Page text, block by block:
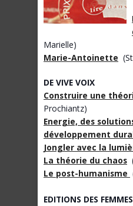
Marielle)
Marie-Antoinette
DE VIVE VOIX
Construire une
Prochiantz)
Energie, des
développement
Jongler avec la
La théorie du chaos
Le post-humanisme
EDITIONS DES